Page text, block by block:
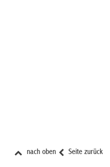
Seite zurück
nach oben